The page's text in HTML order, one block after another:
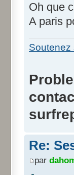
Oh que
A paris
Soutenez
Re:
par